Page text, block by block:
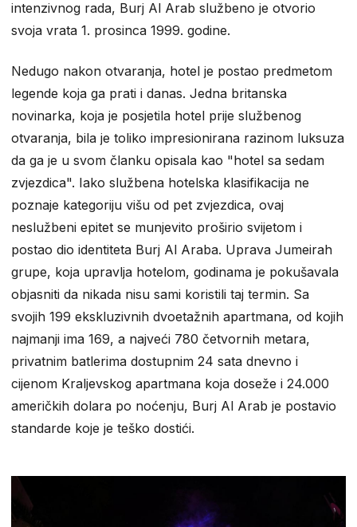
intenzivnog rada, Burj Al Arab službeno je otvorio
svoja vrata 1. prosinca 1999. godine.
Nedugo nakon otvaranja, hotel je postao predmetom
legende koja ga prati i danas. Jedna britanska
novinarka, koja je posjetila hotel prije službenog
otvaranja, bila je toliko impresionirana razinom luksuza
da ga je u svom članku opisala kao "hotel sa sedam
zvjezdica". Iako službena hotelska klasifikacija ne
poznaje kategoriju višu od pet zvjezdica, ovaj
neslužbeni epitet se munjevito proširio svijetom i
postao dio identiteta Burj Al Araba. Uprava Jumeirah
grupe, koja upravlja hotelom, godinama je pokušavala
objasniti da nikada nisu sami koristili taj termin. Sa
svojih 199 ekskluzivnih dvoetažnih apartmana, od kojih
najmanji ima 169, a najveći 780 četvornih metara,
privatnim batlerima dostupnim 24 sata dnevno i
cijenom Kraljevskog apartmana koja doseže i 24.000
američkih dolara po noćenju, Burj Al Arab je postavio
standarde koje je teško dostići.